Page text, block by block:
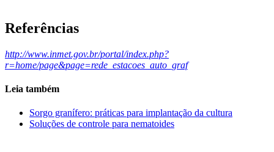
Referências
http://www.inmet.gov.br/portal/index.php?
r=home/page&page=rede_estacoes_auto_graf
Leia também
Sorgo granífero: práticas para implantação da cultura
Soluções de controle para nematoides